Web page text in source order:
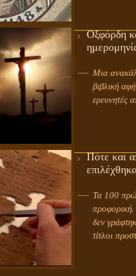
Οξφόρδη
Μια ανακάλυψη από τη NASA
βιβλική
ερευνητές
Πότε και
Τα 100
δεν
τίτλοι